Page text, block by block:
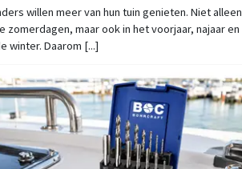
willen meer van hun tuin genieten. Niet alleen
zomerdagen, maar ook in het voorjaar, najaar en
winter. Daarom [...]